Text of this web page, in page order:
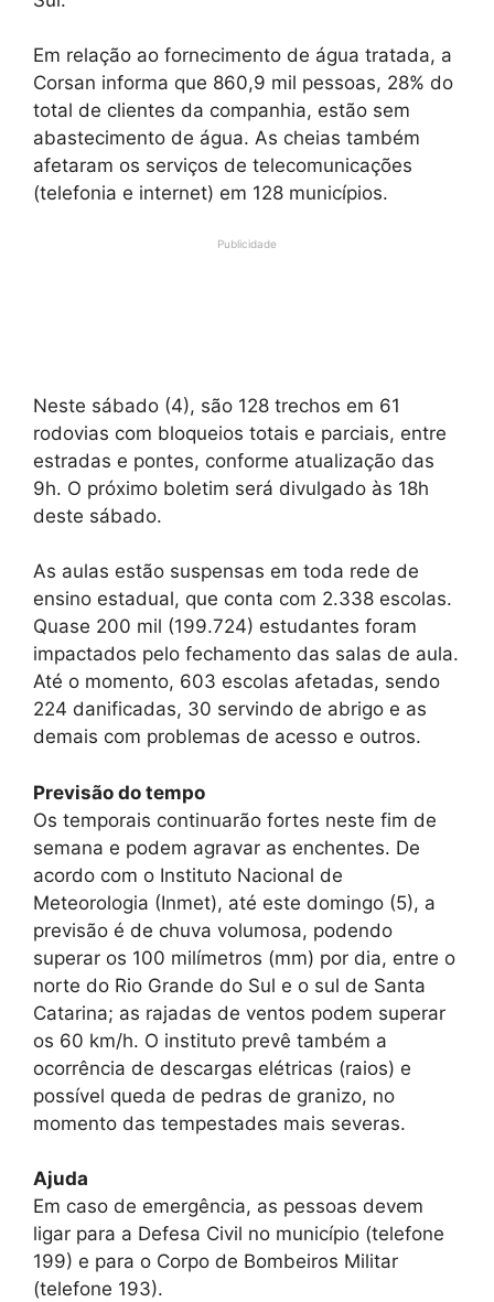
Em relação ao fornecimento de água tratada, a
Corsan informa que 860,9 mil pessoas, 28% do
total de clientes da companhia, estão sem
abastecimento de água. As cheias também
afetaram os serviços de telecomunicações
(telefonia e internet) em 128 municípios.
Publicidade
Neste sábado (4), são 128 trechos em 61
rodovias com bloqueios totais e parciais, entre
estradas e pontes, conforme atualização das
9h. O próximo boletim será divulgado às 18h
deste sábado.
As aulas estão suspensas em toda rede de
ensino estadual, que conta com 2.338 escolas.
Quase 200 mil (199.724) estudantes foram
impactados pelo fechamento das salas de aula.
Até o momento, 603 escolas afetadas, sendo
224 danificadas, 30 servindo de abrigo e as
demais com problemas de acesso e outros.
Previsão do tempo
Os temporais continuarão fortes neste fim de
semana e podem agravar as enchentes. De
acordo com o Instituto Nacional de
Meteorologia (Inmet), até este domingo (5), a
previsão é de chuva volumosa, podendo
superar os 100 milímetros (mm) por dia, entre o
norte do Rio Grande do Sul e o sul de Santa
Catarina; as rajadas de ventos podem superar
os 60 km/h. O instituto prevê também a
ocorrência de descargas elétricas (raios) e
possível queda de pedras de granizo, no
momento das tempestades mais severas.
Ajuda
Em caso de emergência, as pessoas devem
ligar para a Defesa Civil no município (telefone
199) e para o Corpo de Bombeiros Militar
(telefone 193).